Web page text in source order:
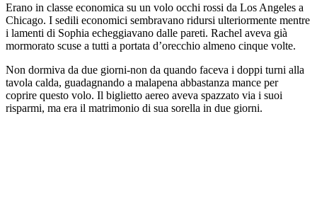
Erano in classe economica su un volo occhi rossi da Los Angeles a
Chicago. I sedili economici sembravano ridursi ulteriormente mentre
i lamenti di Sophia echeggiavano dalle pareti. Rachel aveva già
mormorato scuse a tutti a portata d’orecchio almeno cinque volte.
Non dormiva da due giorni-non da quando faceva i doppi turni alla
tavola calda, guadagnando a malapena abbastanza mance per
coprire questo volo. Il biglietto aereo aveva spazzato via i suoi
risparmi, ma era il matrimonio di sua sorella in due giorni.